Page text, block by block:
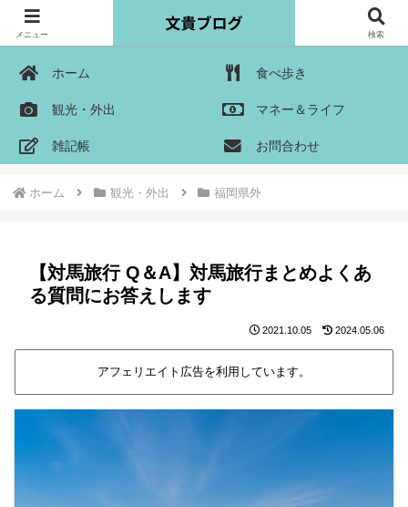
ホーム 食べ歩き
観光・外出 マネー＆ライフ
雑記帳 お問合わせ
ホーム 観光・外出 福岡県外
【対馬旅行 Q＆A】対馬旅行まとめよくあ
る質問にお答えします
2021.10.05 2024.05.06
アフェリエイト広告を利用しています。
メニュー 検索